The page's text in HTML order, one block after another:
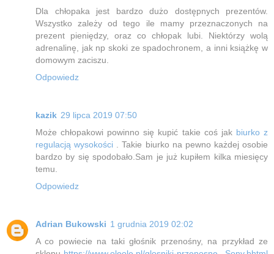
Dla chłopaka jest bardzo dużo dostępnych prezentów.
Wszystko zależy od tego ile mamy przeznaczonych na
prezent pieniędzy, oraz co chłopak lubi. Niektórzy wolą
adrenalinę, jak np skoki ze spadochronem, a inni książkę w
domowym zaciszu.
Odpowiedz
kazik 29 lipca 2019 07:50
Może chłopakowi powinno się kupić takie coś jak biurko z
regulacją wysokości . Takie biurko na pewno każdej osobie
bardzo by się spodobało.Sam je już kupiłem kilka miesięcy
temu.
Odpowiedz
Adrian Bukowski 1 grudnia 2019 02:02
A co powiecie na taki głośnik przenośny, na przykład ze